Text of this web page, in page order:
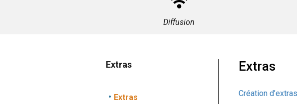
Diffusion
Extras
Extras
Extras
Création